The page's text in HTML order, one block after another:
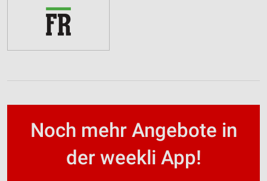
Noch mehr Angebote in
der weekli App!